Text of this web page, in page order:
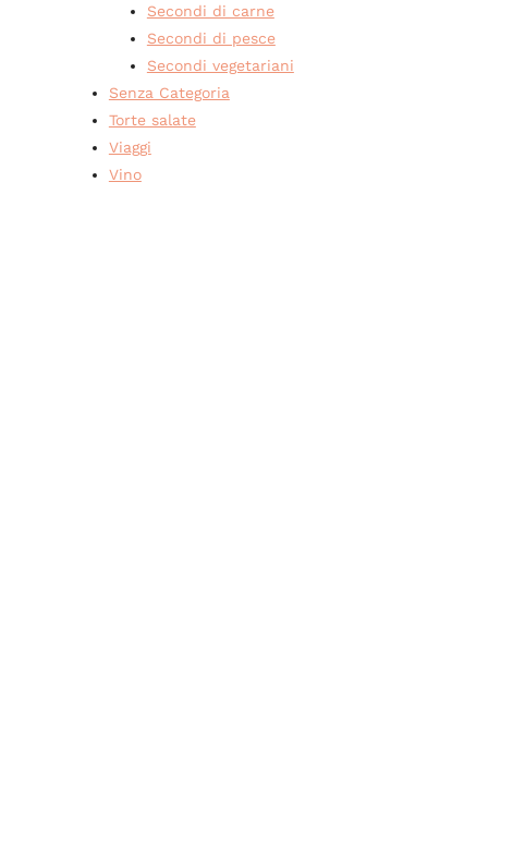
Secondi di carne
Secondi di pesce
Secondi vegetariani
Senza Categoria
Torte salate
Viaggi
Vino